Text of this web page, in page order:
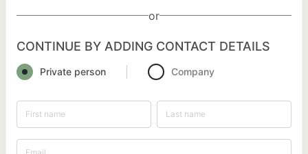
or
CONTINUE BY ADDING CONTACT DETAILS
Private person Company